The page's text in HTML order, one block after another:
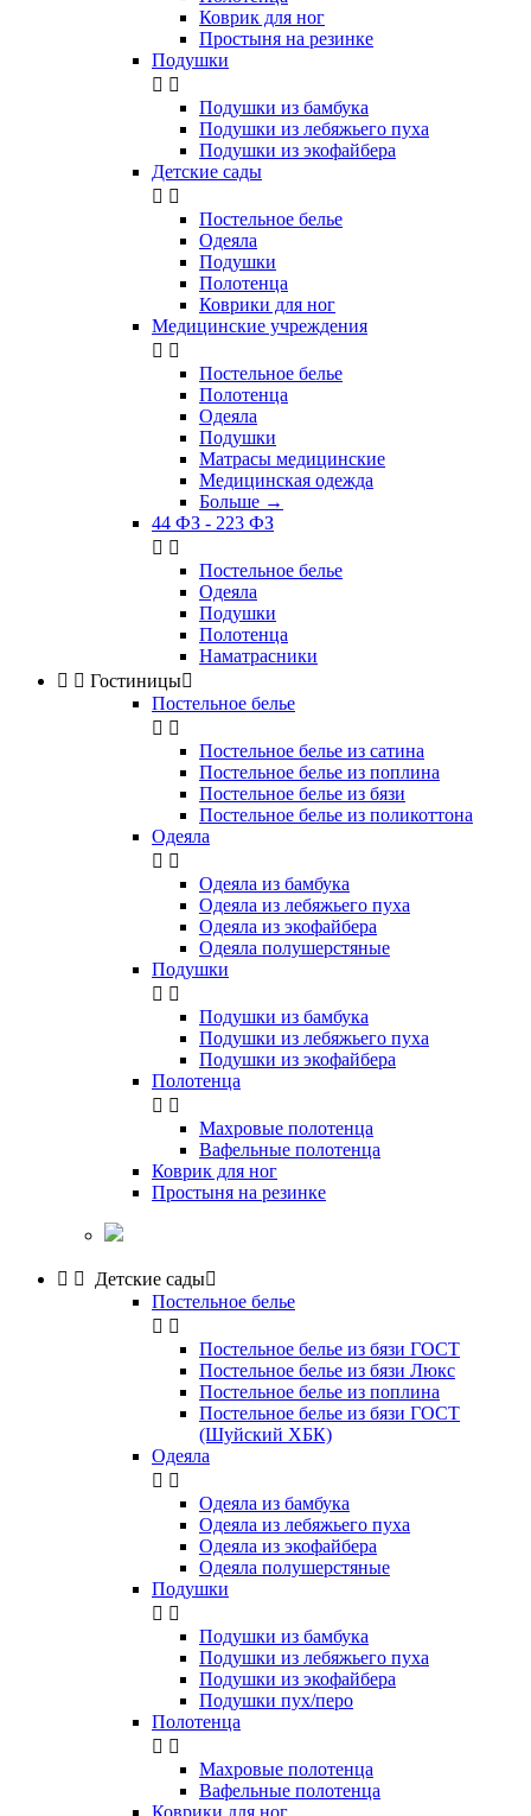
Коврик для ног
Простыня на резинке
Подушки
 
Подушки из бамбука
Подушки из лебяжьего пуха
Подушки из экофайбера
Детские сады
 
Постельное белье
Одеяла
Подушки
Полотенца
Коврики для ног
Медицинские учреждения
 
Постельное белье
Полотенца
Одеяла
Подушки
Матрасы медицинские
Медицинская одежда
Больше →
44 ФЗ - 223 ФЗ
 
Постельное белье
Одеяла
Подушки
Полотенца
Наматрасники
  Гостиницы
Постельное белье
 
Постельное белье из сатина
Постельное белье из поплина
Постельное белье из бязи
Постельное белье из поликоттона
Одеяла
 
Одеяла из бамбука
Одеяла из лебяжьего пуха
Одеяла из экофайбера
Одеяла полушерстяные
Подушки
 
Подушки из бамбука
Подушки из лебяжьего пуха
Подушки из экофайбера
Полотенца
 
Махровые полотенца
Вафельные полотенца
Коврик для ног
Простыня на резинке
  Детские сады
Постельное белье
 
Постельное белье из бязи ГОСТ
Постельное белье из бязи Люкс
Постельное белье из поплина
Постельное белье из бязи ГОСТ
(Шуйский ХБК)
Одеяла
 
Одеяла из бамбука
Одеяла из лебяжьего пуха
Одеяла из экофайбера
Одеяла полушерстяные
Подушки
 
Подушки из бамбука
Подушки из лебяжьего пуха
Подушки из экофайбера
Подушки пух/перо
Полотенца
 
Махровые полотенца
Вафельные полотенца
Коврики для ног